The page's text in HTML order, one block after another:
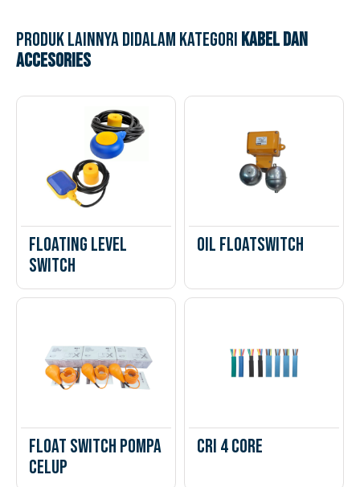
Produk lainnya didalam kategori Kabel dan
Accesories
Floating Level
Switch
Oil Floatswitch
Float Switch Pompa
Celup
CRI 4 Core